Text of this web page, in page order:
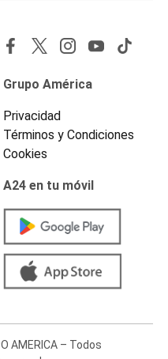
Grupo América
Privacidad
Términos y Condiciones
Cookies
A24 en tu móvil
AMERICA – Todos